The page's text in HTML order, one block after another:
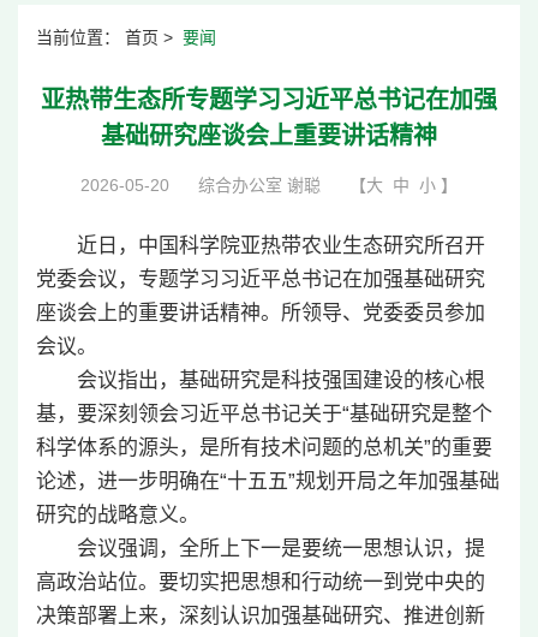
当前位置： 首页 > 要闻
亚热带生态所专题学习习近平总书记在加强
基础研究座谈会上重要讲话精神
2026-05-20 综合办公室 谢聪 【大 中 小 】
近日，中国科学院亚热带农业生态研究所召开
党委会议，专题学习习近平总书记在加强基础研究
座谈会上的重要讲话精神。所领导、党委委员参加
会议。
会议指出，基础研究是科技强国建设的核心根
基，要深刻领会习近平总书记关于“基础研究是整个
科学体系的源头，是所有技术问题的总机关”的重要
论述，进一步明确在“十五五”规划开局之年加强基础
研究的战略意义。
会议强调，全所上下一是要统一思想认识，提
高政治站位。要切实把思想和行动统一到党中央的
决策部署上来，深刻认识加强基础研究、推进创新